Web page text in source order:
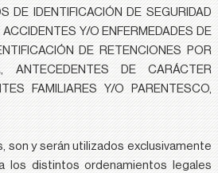
DE IDENTIFICACIÓN DE SEGURIDAD
Y/O ENFERMEDADES DE
DE RETENCIONES POR
ANTECEDENTES DE CARÁCTER
FAMILIARES Y/O PARENTESCO,
son y serán utilizados exclusivamente
los distintos ordenamientos legales